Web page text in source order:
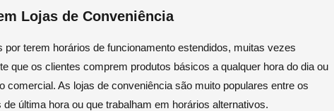
Lojas de Conveniência
terem horários de funcionamento estendidos, muitas vezes
que os clientes comprem produtos básicos a qualquer hora do dia ou
comercial. As lojas de conveniência são muito populares entre os
última hora ou que trabalham em horários alternativos.